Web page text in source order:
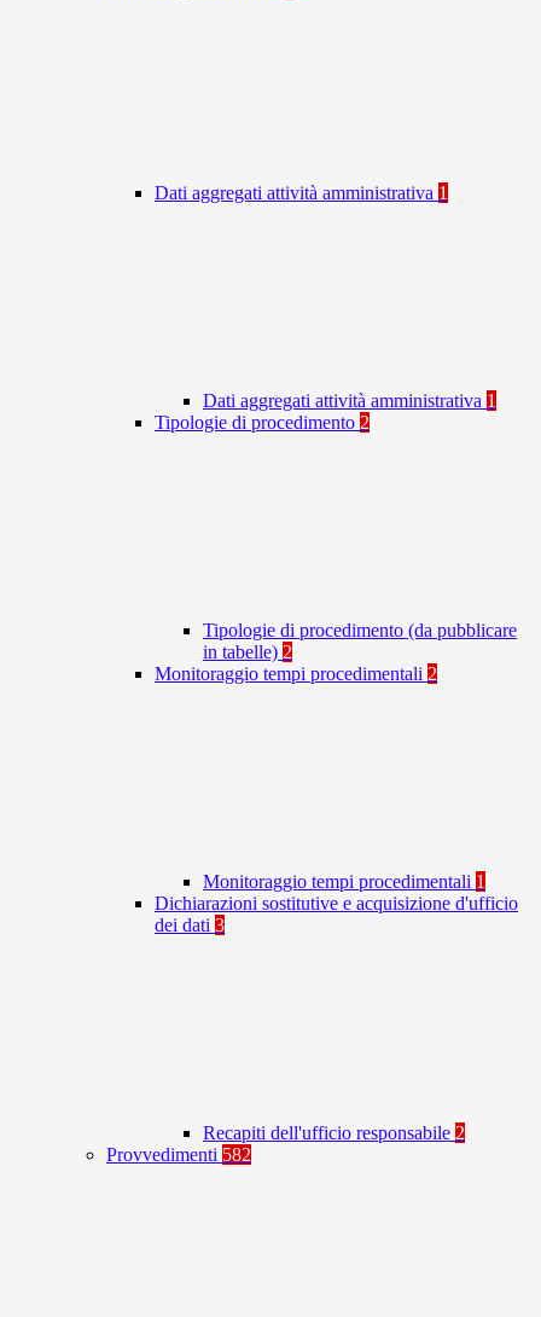
Dati aggregati attività amministrativa 1
Dati aggregati attività amministrativa 1
Tipologie di procedimento 2
Tipologie di procedimento (da pubblicare
in tabelle) 2
Monitoraggio tempi procedimentali 2
Monitoraggio tempi procedimentali 1
Dichiarazioni sostitutive e acquisizione d'ufficio
dei dati 3
Recapiti dell'ufficio responsabile 2
Provvedimenti 582